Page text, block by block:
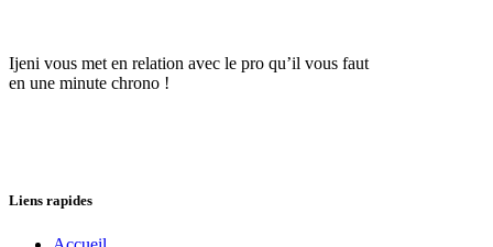
Ijeni vous met en relation avec le pro qu’il vous faut
en une minute chrono !
Liens rapides